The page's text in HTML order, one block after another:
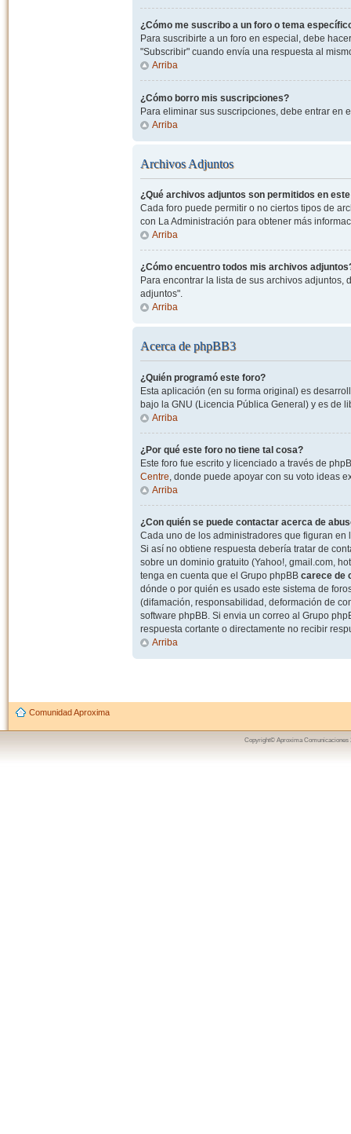
¿Cómo me suscribo a un foro o tema
Para suscribirte a un foro en especial, debe
"Subscribir" cuando envía una respuesta al
Arriba
¿Cómo borro mis suscripciones?
Para eliminar sus suscripciones, debe entrar en
Arriba
Archivos Adjuntos
¿Qué archivos adjuntos son permitidos en
Cada foro puede permitir o no ciertos tipos de
con La Administración para obtener más
Arriba
¿Cómo encuentro todos mis archivos
Para encontrar la lista de sus archivos
adjuntos".
Arriba
Acerca de phpBB3
¿Quién programó este foro?
Esta aplicación (en su forma original) es
bajo la GNU (Licencia Pública General) y es de
Arriba
¿Por qué este foro no tiene tal cosa?
Este foro fue escrito y licenciado a través de
Centre, donde puede apoyar con su voto ideas
Arriba
¿Con quién se puede contactar acerca de
Cada uno de los administradores que figuran
Si así no obtiene respuesta debería tratar de
sobre un dominio gratuito (Yahoo!, gmail.com,
tenga en cuenta que el Grupo phpBB carece de
dónde o por quién es usado este sistema de
(difamación, responsabilidad, deformación de
software phpBB. Si envia un correo al Grupo
respuesta cortante o directamente no recibir
Arriba
Comunidad Aproxima
Copyright© Aproxima Comunicaciones